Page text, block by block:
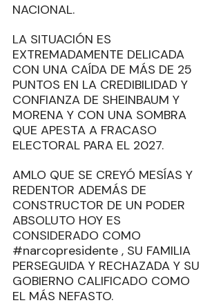
NACIONAL.
LA SITUACIÓN ES
EXTREMADAMENTE DELICADA
CON UNA CAÍDA DE MÁS DE 25
PUNTOS EN LA CREDIBILIDAD Y
CONFIANZA DE SHEINBAUM Y
MORENA Y CON UNA SOMBRA
QUE APESTA A FRACASO
ELECTORAL PARA EL 2027.
AMLO QUE SE CREYÓ MESÍAS Y
REDENTOR ADEMÁS DE
CONSTRUCTOR DE UN PODER
ABSOLUTO HOY ES
CONSIDERADO COMO
#narcopresidente , SU FAMILIA
PERSEGUIDA Y RECHAZADA Y SU
GOBIERNO CALIFICADO COMO
EL MÁS NEFASTO.